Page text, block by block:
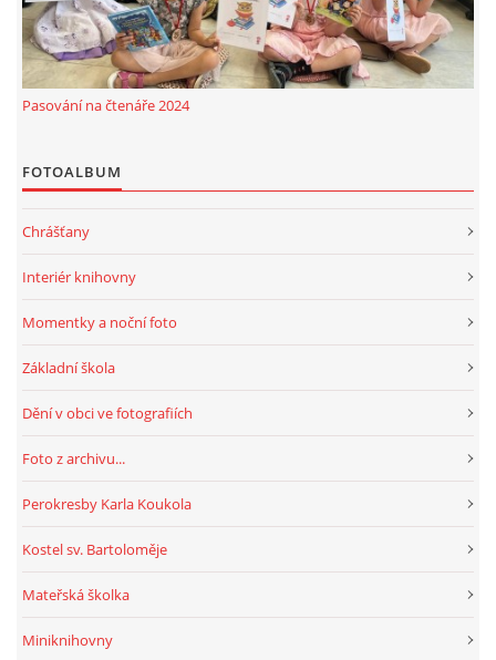
Pasování na čtenáře 2024
FOTOALBUM
Chrášťany
Interiér knihovny
Momentky a noční foto
Základní škola
Dění v obci ve fotografiích
Foto z archivu...
Perokresby Karla Koukola
Kostel sv. Bartoloměje
Mateřská školka
Miniknihovny